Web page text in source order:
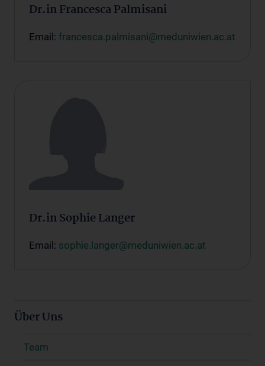
Dr.in Francesca Palmisani
Email: francesca.palmisani@meduniwien.ac.at
Dr.in Sophie Langer
Email: sophie.langer@meduniwien.ac.at
Über Uns
Team